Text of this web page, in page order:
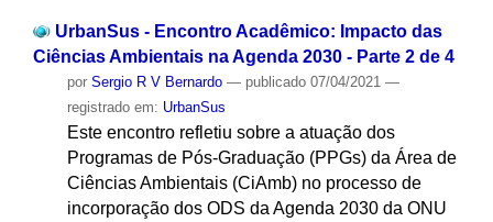
UrbanSus - Encontro Acadêmico: Impacto das
Ciências Ambientais na Agenda 2030 - Parte 2 de 4
por Sergio R V Bernardo — publicado07/04/2021 —
registrado em: UrbanSus
Este encontro refletiu sobre a atuação dos
Programas de Pós-Graduação (PPGs) da Área de
Ciências Ambientais (CiAmb) no processo de
incorporação dos ODS da Agenda 2030 da ONU